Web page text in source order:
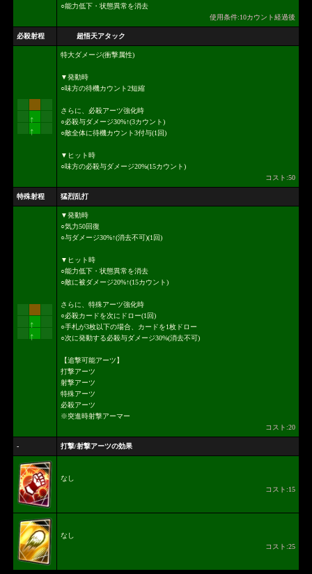
○能力低下・状態異常を消去
使用条件:10カウント経過後
必殺射程 超悟天アタック
↑
↑
特大ダメージ(衝撃属性)
▼発動時
○味方の待機カウント2短縮
さらに、必殺アーツ強化時
○必殺与ダメージ30%↑(3カウント)
○敵全体に待機カウント3付与(1回)
▼ヒット時
○味方の必殺与ダメージ20%(15カウント)
コスト:50
特殊射程 猛烈乱打
↑
↑
▼発動時
○気力50回復
○与ダメージ30%↑(消去不可)(1回)
▼ヒット時
○能力低下・状態異常を消去
○敵に被ダメージ20%↑(15カウント)
さらに、特殊アーツ強化時
○必殺カードを次にドロー(1回)
○手札が3枚以下の場合、カードを1枚ドロー
○次に発動する必殺与ダメージ30%(消去不可)
【追撃可能アーツ】
打撃アーツ
射撃アーツ
特殊アーツ
必殺アーツ
※突進時射撃アーマー
コスト:20
- 打撃/射撃アーツの効果
なし
コスト:15
なし
コスト:25